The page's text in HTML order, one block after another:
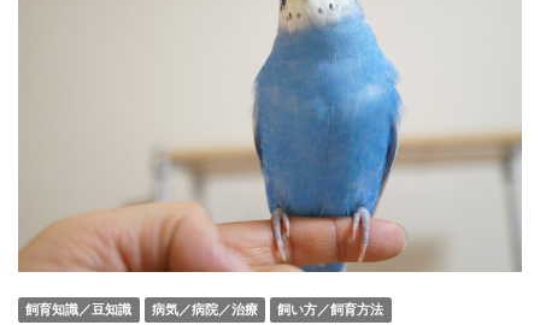
飼育知識／豆知識 病気／病院／治療 飼い方／飼育方法